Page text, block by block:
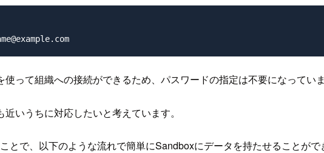
って組織への接続ができるため、パスワードの指定は不要になっていま
いうちに対応したいと考えています。
とで、以下のような流れで簡単にSandboxにデータを持たせることがで